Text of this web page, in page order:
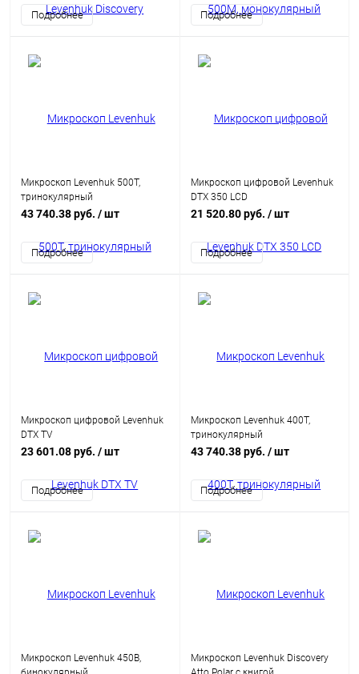
Подробнее Подробнее
Микроскоп Levenhuk 500T,
тринокулярный
43 740.38 руб. / шт
Подробнее
Микроскоп цифровой Levenhuk
DTX 350 LCD
21 520.80 руб. / шт
Подробнее
Микроскоп цифровой Levenhuk
DTX TV
23 601.08 руб. / шт
Подробнее
Микроскоп Levenhuk 400T,
тринокулярный
43 740.38 руб. / шт
Подробнее
Микроскоп Levenhuk 450B,
Микроскоп Levenhuk Discovery